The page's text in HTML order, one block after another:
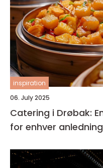
inspiration
06. July 2025
Catering i Drøbak:
for enhver anledning